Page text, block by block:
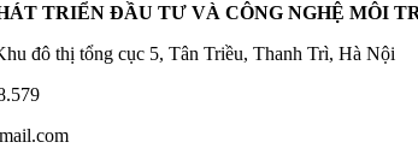
TRIỂN ĐẦU TƯ VÀ CÔNG NGHỆ MÔI
đô thị tổng cục 5, Tân Triều, Thanh Trì, Hà Nội